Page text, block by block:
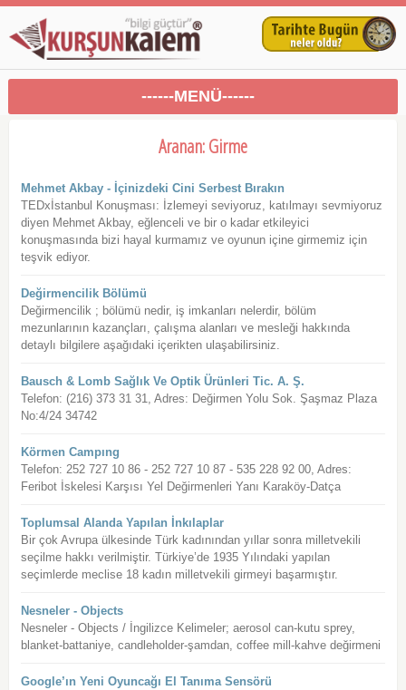
------MENÜ------
Aranan: Girme
Mehmet Akbay - İçinizdeki Cini Serbest Bırakın
TEDxİstanbul Konuşması: İzlemeyi seviyoruz, katılmayı sevmiyoruz
diyen Mehmet Akbay, eğlenceli ve bir o kadar etkileyici
konuşmasında bizi hayal kurmamız ve oyunun içine girmemiz için
teşvik ediyor.
Değirmencilik Bölümü
Değirmencilik ; bölümü nedir, iş imkanları nelerdir, bölüm
mezunlarının kazançları, çalışma alanları ve mesleği hakkında
detaylı bilgilere aşağıdaki içerikten ulaşabilirsiniz.
Bausch & Lomb Sağlık Ve Optik Ürünleri Tic. A. Ş.
Telefon: (216) 373 31 31, Adres: Değirmen Yolu Sok. Şaşmaz Plaza
No:4/24 34742
Körmen Campıng
Telefon: 252 727 10 86 - 252 727 10 87 - 535 228 92 00, Adres:
Feribot İskelesi Karşısı Yel Değirmenleri Yanı Karaköy-Datça
Toplumsal Alanda Yapılan İnkılaplar
Bir çok Avrupa ülkesinde Türk kadınından yıllar sonra milletvekili
seçilme hakkı verilmiştir. Türkiye’de 1935 Yılındaki yapılan
seçimlerde meclise 18 kadın milletvekili girmeyi başarmıştır.
Nesneler - Objects
Nesneler - Objects / İngilizce Kelimeler; aerosol can-kutu sprey,
blanket-battaniye, candleholder-şamdan, coffee mill-kahve değirmeni
Google’ın Yeni Oyuncağı El Tanıma Sensörü